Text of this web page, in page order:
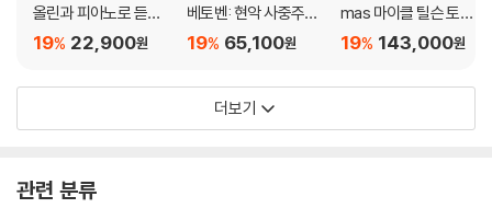
올린과 피아노로 듣는
영화 모음곡 (Cinema
22,900원
19%
베토벤: 현악 사중주곡
14번 관현악 편곡 (Be
rtet, Op. 131) [LP]
65,100원
19%
mas 마이클 틸슨 토머
스 DG & 아르고 녹음
143,000원
19%
더보기
관련 분류